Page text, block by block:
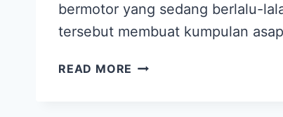
bermotor yang sedang berlalu-
tersebut membuat kumpulan
READ MORE ZERO